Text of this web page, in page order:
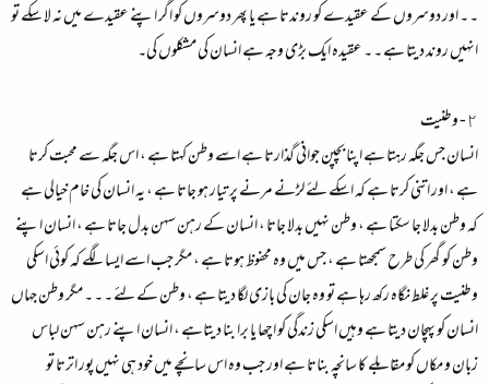
۔ ۔ اور دوسروں کے عقیدے کو روندتا ہے یا پھر دوسروں کو اگر اپنے عقیدے میں نہ لا سکے تو
انہیں روند دیتا ہے ۔ ۔ عقیدہ ایک بڑی وجہ ہے انسان کی مشکلوں کی۔
٢- وطنیت
انسان جس جگہ رہتا ہے اپنا بچپن جوانی گذارتا ہے اسے وطن کہتا ہے ، اس جگہ سے محبت کرتا
ہے ، اور اتنی کرتا ہے کہ اسکے لئے لڑنے مرنے پر تیار ہو جاتا ہے ، یہ انسان کی خام خیالی ہے
کہ وطن بدلا جا سکتا ہے ، وطن نہیں بدلا جاتا ، انسان کے رہن سہن بدل جاتا ہے ، انسان اپنے
وطن کو گھر کی طرح سمجھتا ہے ، جس میں وہ محفوظ ہوتا ہے ، مگر جب اسے ایسا لگے کہ کوئی اسکی
وطنیت پر غلط نگاہ رکھ رہا ہے تو وہ جان کی بازی لگا دیتا ہے ، وطن کے لئے ۔ ۔ ۔ مگر وطن جہاں
انسان کو پہچان دیتا ہے وہیں اسکی زندگی کو اچھا یا برا بنا دیتاہے ، انسان اپنے رہن سہن لباس
زبان و مکاں کو مقابلے کا سانچہ بناتا ہے اور جب وہ اس سانچے میں خود ہی نہیں پور اترتا تو